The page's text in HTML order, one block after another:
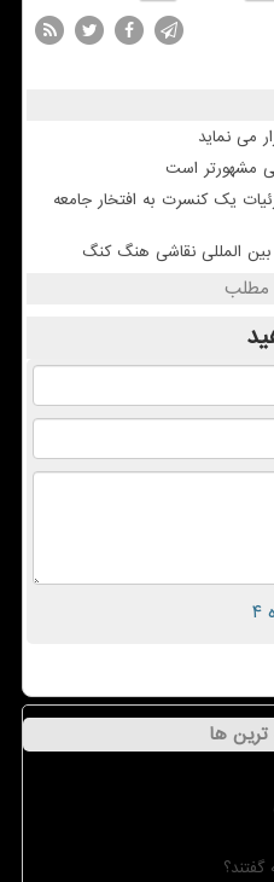
می نماید
است
یک کنسرت به افتخار جامعه
المللی نقاشی هنگ کنگ
مطلب
ترین ها